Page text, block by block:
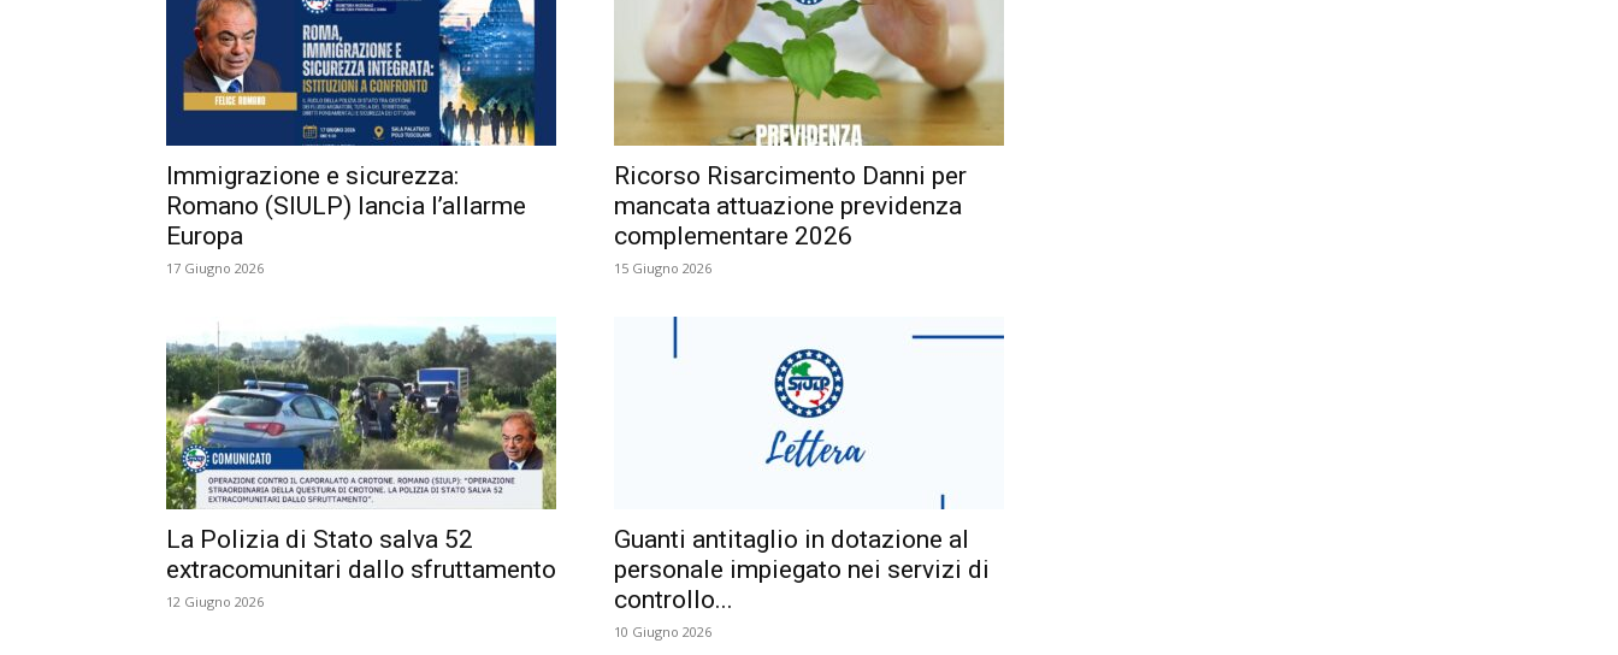
Immigrazione e sicurezza:
Romano (SIULP) lancia l’allarme
Europa
17 Giugno 2026
Ricorso Risarcimento Danni per
mancata attuazione previdenza
complementare 2026
15 Giugno 2026
La Polizia di Stato salva 52
extracomunitari dallo sfruttamento
12 Giugno 2026
Guanti antitaglio in dotazione al
personale impiegato nei servizi di
controllo...
10 Giugno 2026